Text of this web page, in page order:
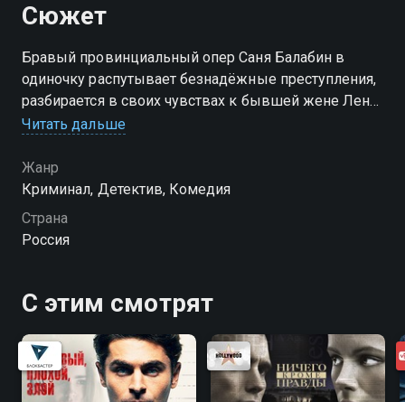
Сюжет
Бравый провинциальный опер Саня Балабин в
одиночку распутывает безнадёжные преступления,
разбирается в своих чувствах к бывшей жене Лене
и параллельно наблюдает за развитием романа
Карандышевым
Посмотреть онлайн 8 сезон сериала Балабол вы
можете совершенно бесплатно в хорошем HD
Читать дальше
Жанр
Криминал, Детектив, Комедия
Страна
Россия
С этим смотрят